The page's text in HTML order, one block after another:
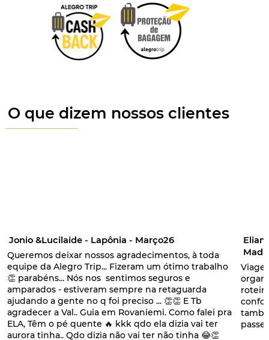
O que dizem nossos clientes
Jonio &Lucilaide - Lapônia - Março26
Queremos deixar nossos agradecimentos, à toda
equipe da Alegro Trip... Fizeram um ótimo trabalho
👏 parabéns... Nós nos sentimos seguros e
amparados - estiveram sempre na retaguarda
ajudando a gente no q foi preciso ... 👏👏 E Tb
agradecer a Val.. Guia em Rovaniemi. Como falei pra
ELA, Têm o pé quente 🔥 kkk qdo ela dizia vai ter
aurora tinha.. Qdo dizia não vai ter não tinha 😂👏